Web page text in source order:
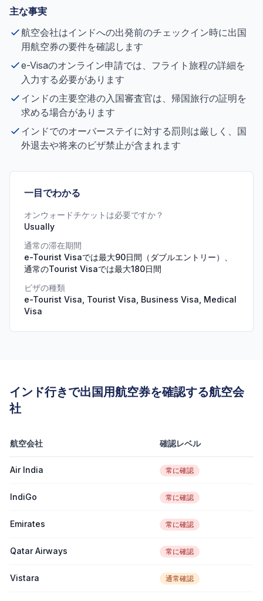
主な事実
航空会社はインドへの出発前のチェックイン時に出国
用航空券の要件を確認します
e-Visaのオンライン申請では、フライト旅程の詳細を
入力する必要があります
インドの主要空港の入国審査官は、帰国旅行の証明を
求める場合があります
インドでのオーバーステイに対する罰則は厳しく、国
外退去や将来のビザ禁止が含まれます
一目でわかる
オンウォードチケットは必要ですか？
Usually
通常の滞在期間
e-Tourist Visaでは最大90日間（ダブルエントリー）、
通常のTourist Visaでは最大180日間
ビザの種類
e-Tourist Visa, Tourist Visa, Business Visa, Medical
Visa
インド行きで出国用航空券を確認する航空会
社
航空会社 確認レベル
Air India 常に確認
IndiGo 常に確認
Emirates 常に確認
Qatar Airways 常に確認
Vistara 通常確認